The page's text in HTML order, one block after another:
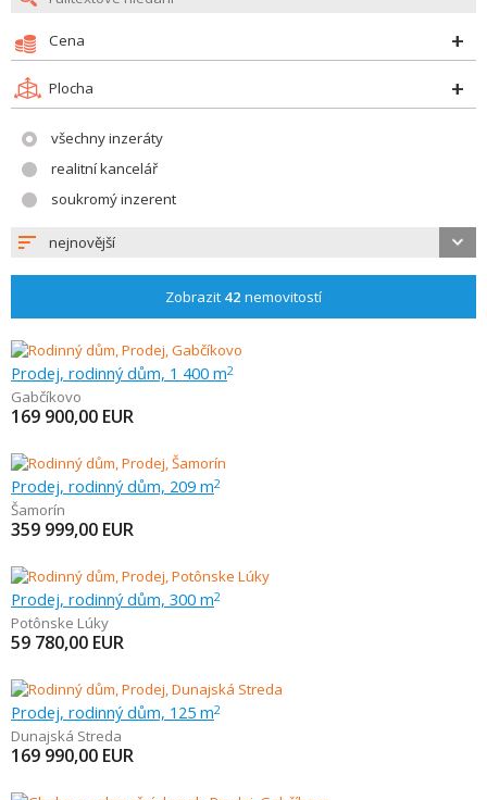
Cena
Plocha
všechny inzeráty
realitní kancelář
soukromý inzerent
nejnovější
Zobrazit 42 nemovitostí
Prodej, rodinný dům, 1 400 m2
Gabčíkovo
169 900,00 EUR
Prodej, rodinný dům, 209 m2
Šamorín
359 999,00 EUR
Prodej, rodinný dům, 300 m2
Potônske Lúky
59 780,00 EUR
Prodej, rodinný dům, 125 m2
Dunajská Streda
169 990,00 EUR